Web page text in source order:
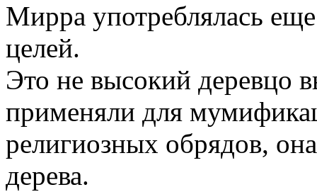
Мирра употреблялась
целей.
Это не высокий деревцо
применяли для
религиозных обрядов, она
дерева.